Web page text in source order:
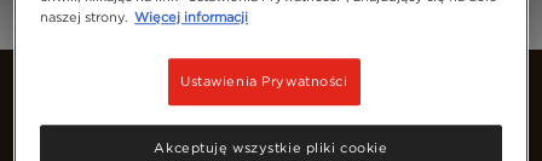
naszej strony. Więcej informacji
Ustawienia Prywatności
Akceptuję wszystkie pliki cookie